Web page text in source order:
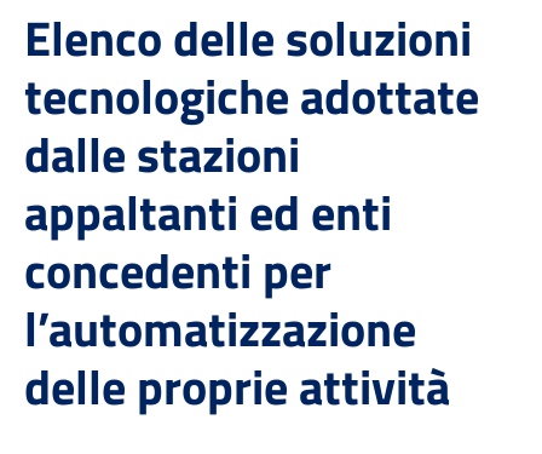
Elenco delle soluzioni
tecnologiche adottate
dalle stazioni
appaltanti ed enti
concedenti per
l’automatizzazione
delle proprie attività